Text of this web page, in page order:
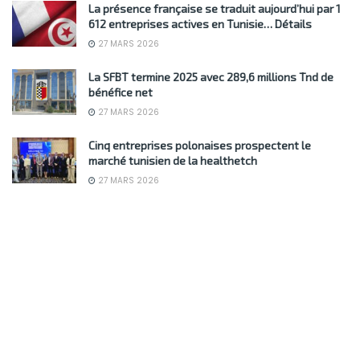
La présence française se traduit aujourd’hui par 1
612 entreprises actives en Tunisie… Détails
27 MARS 2026
La SFBT termine 2025 avec 289,6 millions Tnd de
bénéfice net
27 MARS 2026
Cinq entreprises polonaises prospectent le
marché tunisien de la healthetch
27 MARS 2026